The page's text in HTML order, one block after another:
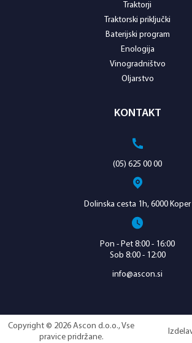
Traktorji
Traktorski priključki
Baterijski program
Enologija
Vinogradništvo
Oljarstvo
KONTAKT
(05) 625 00 00
Dolinska cesta 1h, 6000 Koper
Pon - Pet 8:00 - 16:00
Sob 8:00 - 12:00
info@ascon.si
Copyright © 2026 Ascon d.o.o., Vse
pravice pridržane.